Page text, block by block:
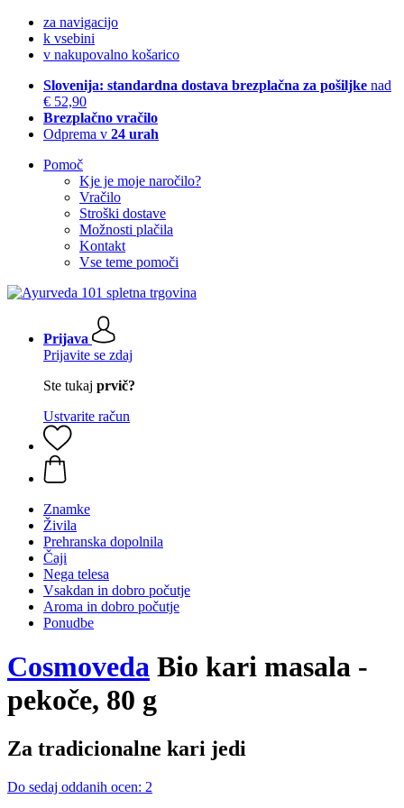
za navigacijo
k vsebini
v nakupovalno košarico
Slovenija: standardna dostava brezplačna za pošiljke nad
€ 52,90
Brezplačno vračilo
Odprema v 24 urah
Pomoč
Kje je moje naročilo?
Vračilo
Stroški dostave
Možnosti plačila
Kontakt
Vse teme pomoči
Prijava
Prijavite se zdaj
Ste tukaj prvič?
Ustvarite račun
Znamke
Živila
Prehranska dopolnila
Čaji
Nega telesa
Vsakdan in dobro počutje
Aroma in dobro počutje
Ponudbe
Cosmoveda Bio kari masala -
pekoče, 80 g
Za tradicionalne kari jedi
Do sedaj oddanih ocen: 2